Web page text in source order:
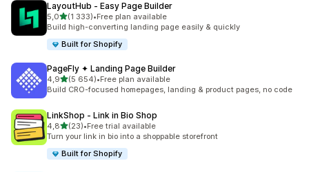
LayoutHub ‑ Easy Page Builder
5,0av 5 stjerner
(1 333)
Totalt 1333 omtaler
•Free plan available
Build high-converting landing page easily & quickly
Built for Shopify
PageFly ✦ Landing Page Builder
4,9av 5 stjerner
(5 654)
Totalt 5654 omtaler
•Free plan available
Build CRO-focused homepages, landing & product pages, no code
LinkShop ‑ Link in Bio Shop
4,8av 5 stjerner
(23)
Totalt 23 omtaler
•Free trial available
Turn your link in bio into a shoppable storefront
Built for Shopify